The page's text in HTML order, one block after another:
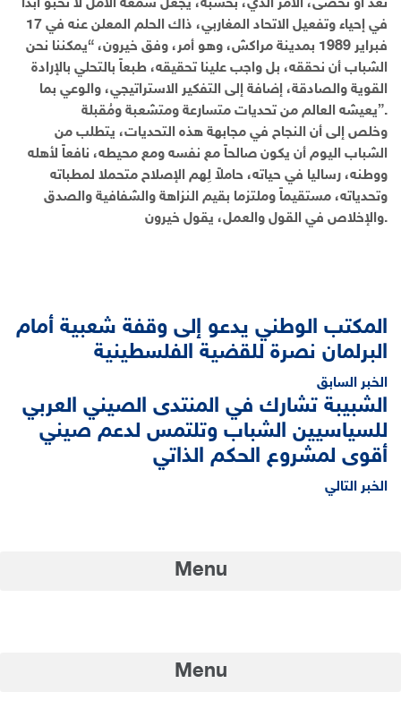
تعد أو تحصى، الأمر الذي، بحسبه، يجعل شمعة الأمل لا تخبو أبدا
في إحياء وتفعيل الاتحاد المغاربي، ذاك الحلم المعلن عنه في 17
فبراير 1989 بمدينة مراكش، وهو أمر، وفق خيرون، “يمكننا نحن
الشباب أن نحققه، بل واجب علينا تحقيقه، طبعاً بالتحلي بالإرادة
القوية والصادقة، إضافة إلى التفكير الاستراتيجي، والوعي بما
يعيشه العالم من تحديات متسارعة ومتشعبة ومُقبلة”.
وخلص إلى أن النجاح في مجابهة هذه التحديات، يتطلب من
الشباب اليوم أن يكون صالحاً مع نفسه ومع محيطه، نافعاً لأهله
ووطنه، رساليا في حياته، حاملاً لِهم الإصلاح متحملا لمطباته
وتحدياته، مستقيماً وملتزما بقيم النزاهة والشفافية والصدق
والإخلاص في القول والعمل، يقول خيرون.
المكتب الوطني يدعو إلى وقفة شعبية أمام
البرلمان نصرة للقضية الفلسطينية
الخبر السابق
الشبيبة تشارك في المنتدى الصيني العربي
للسياسيين الشباب وتلتمس لدعم صيني
أقوى لمشروع الحكم الذاتي
الخبر التالي
Menu
Menu